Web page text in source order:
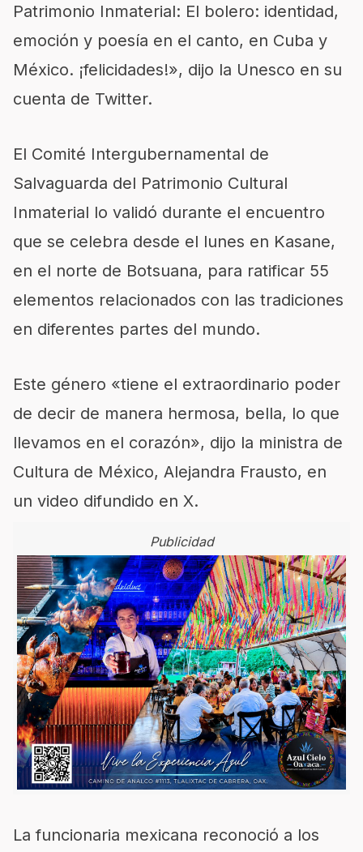
Patrimonio Inmaterial: El bolero: identidad,
emoción y poesía en el canto, en Cuba y
México. ¡felicidades!», dijo la Unesco en su
cuenta de Twitter.
El Comité Intergubernamental de
Salvaguarda del Patrimonio Cultural
Inmaterial lo validó durante el encuentro
que se celebra desde el lunes en Kasane,
en el norte de Botsuana, para ratificar 55
elementos relacionados con las tradiciones
en diferentes partes del mundo.
Este género «tiene el extraordinario poder
de decir de manera hermosa, bella, lo que
llevamos en el corazón», dijo la ministra de
Cultura de México, Alejandra Frausto, en
un video difundido en X.
Publicidad
La funcionaria mexicana reconoció a los